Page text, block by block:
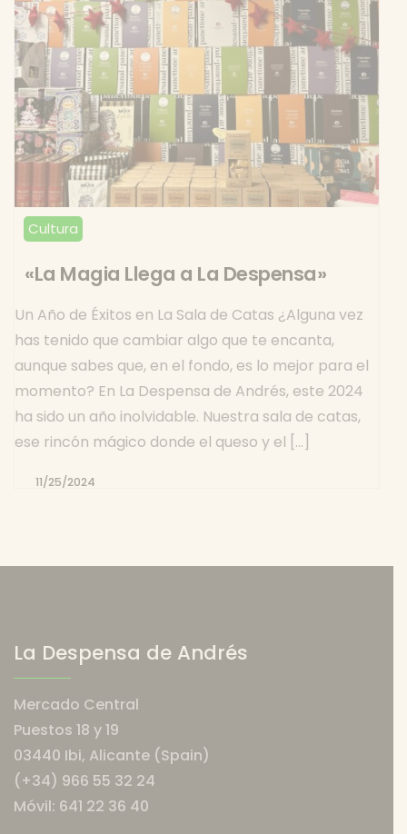
Cultura
«La Magia Llega a La Despensa»
Un Año de Éxitos en La Sala de Catas ¿Alguna vez
has tenido que cambiar algo que te encanta,
aunque sabes que, en el fondo, es lo mejor para el
momento? En La Despensa de Andrés, este 2024
ha sido un año inolvidable. Nuestra sala de catas,
ese rincón mágico donde el queso y el […]
Por11/25/2024
La Despensa de Andrés
Mercado Central
Puestos 18 y 19
03440 Ibi, Alicante (Spain)
(+34) 966 55 32 24
Móvil: 641 22 36 40